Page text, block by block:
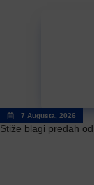
7 Augusta, 2026
Stiže blagi predah